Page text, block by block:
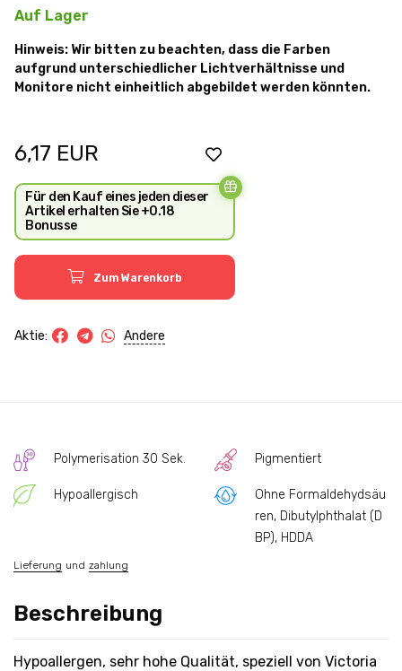
Auf Lager
Hinweis: Wir bitten zu beachten, dass die Farben
aufgrund unterschiedlicher Lichtverhältnisse und
Monitore nicht einheitlich abgebildet werden könnten.
6,17 EUR
Für den Kauf eines jeden dieser
Artikel erhalten Sie +0.18
Bonusse
Zum Warenkorb
Aktie: Andere
Polymerisation 30 Sek. Pigmentiert
Hypoallergisch
Ohne Formaldehydsäu
ren, Dibutylphthalat (D
BP), HDDA
Lieferung und zahlung
Beschreibung
Hypoallergen, sehr hohe Qualität, speziell von Victoria